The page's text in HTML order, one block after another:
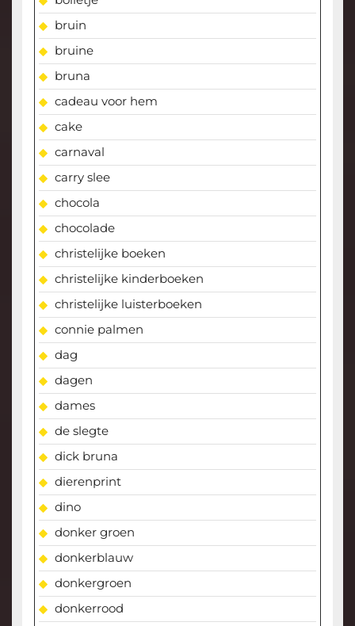
bruin
bruine
bruna
cadeau voor hem
cake
carnaval
carry slee
chocola
chocolade
christelijke boeken
christelijke kinderboeken
christelijke luisterboeken
connie palmen
dag
dagen
dames
de slegte
dick bruna
dierenprint
dino
donker groen
donkerblauw
donkergroen
donkerrood